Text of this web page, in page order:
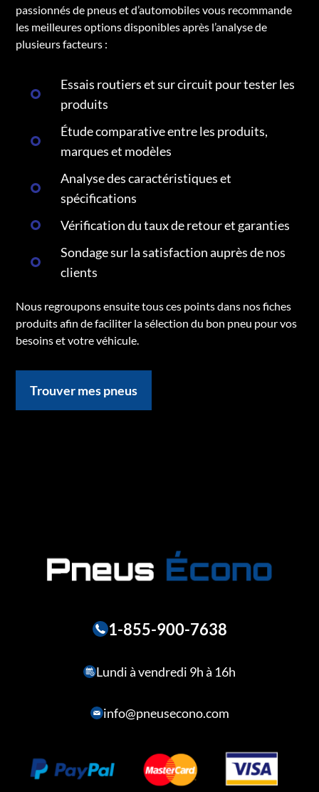
passionnés de pneus et d’automobiles vous recommande
les meilleures options disponibles après l’analyse de
plusieurs facteurs :
Essais routiers et sur circuit pour tester les
produits
Étude comparative entre les produits,
marques et modèles
Analyse des caractéristiques et
spécifications
Vérification du taux de retour et garanties
Sondage sur la satisfaction auprès de nos
clients
Nous regroupons ensuite tous ces points dans nos fiches
produits afin de faciliter la sélection du bon pneu pour vos
besoins et votre véhicule.
Trouver mes pneus
1-855-900-7638
Lundi à vendredi 9h à 16h
info@pneusecono.com